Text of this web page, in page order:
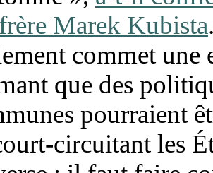
Marek Kubista
commet une
que des
pourraient
circuitant les